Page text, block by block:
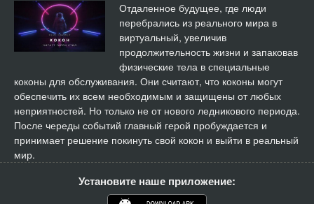
Отдаленное будущее, где люди
перебрались из реального мира в
виртуальный, увеличив
продолжительность жизни и запаковав
физические тела в специальные
коконы для обслуживания. Они считают, что коконы могут
обеспечить их всем необходимым и защищены от любых
неприятностей. Но только не от нового ледникового периода.
После череды событий главный герой пробуждается и
принимает решение покинуть свой кокон и выйти в реальный
мир.
Установите наше приложение: